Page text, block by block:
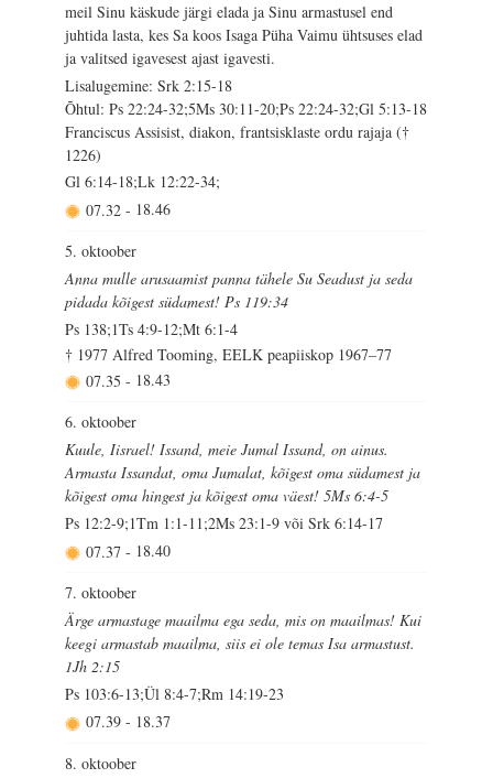
meil Sinu käskude järgi elada ja Sinu armastusel end
juhtida lasta, kes Sa koos Isaga Püha Vaimu ühtsuses elad
ja valitsed igavesest ajast igavesti.
Lisalugemine: Srk 2:15-18
Õhtul: Ps 22:24-32;5Ms 30:11-20;Ps 22:24-32;Gl 5:13-18
Franciscus Assisist, diakon, frantsisklaste ordu rajaja (†
1226)
Gl 6:14-18;Lk 12:22-34;
07.32 - 18.46
5. oktoober
Anna mulle arusaamist panna tähele Su Seadust ja seda
pidada kõigest südamest! Ps 119:34
Ps 138;1Ts 4:9-12;Mt 6:1-4
† 1977 Alfred Tooming, EELK peapiiskop 1967–77
07.35 - 18.43
6. oktoober
Kuule, Iisrael! Issand, meie Jumal Issand, on ainus.
Armasta Issandat, oma Jumalat, kõigest oma südamest ja
kõigest oma hingest ja kõigest oma väest! 5Ms 6:4-5
Ps 12:2-9;1Tm 1:1-11;2Ms 23:1-9 või Srk 6:14-17
07.37 - 18.40
7. oktoober
Ärge armastage maailma ega seda, mis on maailmas! Kui
keegi armastab maailma, siis ei ole temas Isa armastust.
1Jh 2:15
Ps 103:6-13;Ül 8:4-7;Rm 14:19-23
07.39 - 18.37
8. oktoober